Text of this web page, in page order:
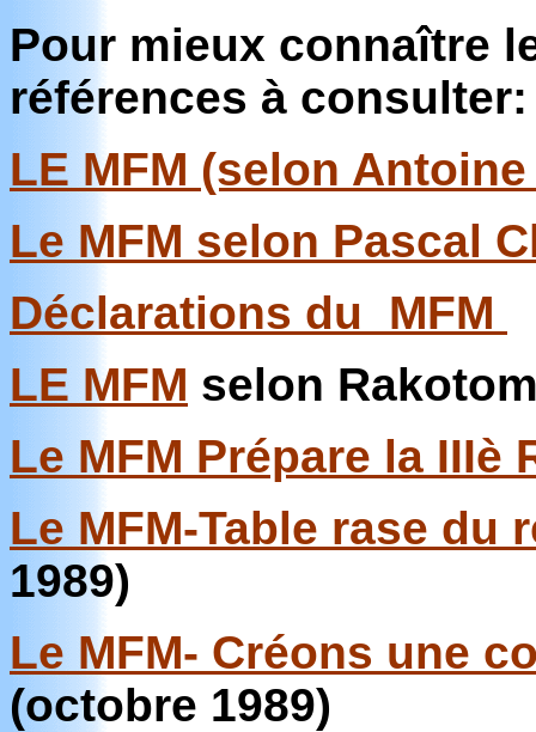
Pour mieux connaître
références à consulter:
LE MFM (selon
Le MFM selon Pascal
Déclarations du MFM
LE MFM selon
Le MFM Prépare la IIIè
Le MFM-Table rase
1989)
Le MFM- Créons une
(octobre 1989)